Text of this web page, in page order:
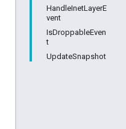
HandleInetLayerE
vent
IsDroppableEven
t
UpdateSnapshot